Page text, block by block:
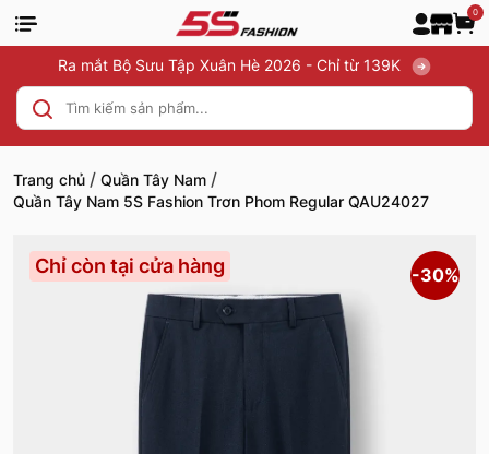
0
Ra mắt Bộ Sưu Tập Xuân Hè 2026 - Chỉ từ 139K
Trang chủ / Quần Tây Nam /
Quần Tây Nam 5S Fashion Trơn Phom Regular QAU24027
Chỉ còn tại cửa hàng -30%